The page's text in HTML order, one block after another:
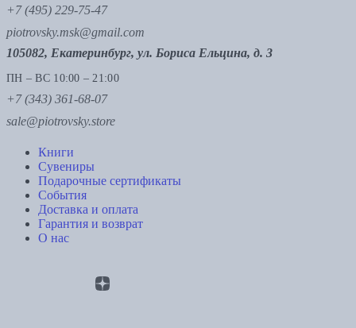
+7 (495) 229-75-47
piotrovsky.msk@gmail.com
105082, Екатеринбург, ул. Бориса Ельцина, д. 3
ПН – ВС 10:00 – 21:00
+7 (343) 361-68-07
sale@piotrovsky.store
Книги
Сувениры
Подарочные сертификаты
События
Доставка и оплата
Гарантия и возврат
О нас